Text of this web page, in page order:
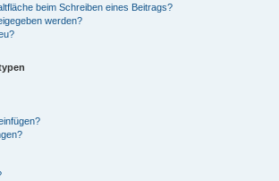
beim Schreiben eines Beitrags?
werden?